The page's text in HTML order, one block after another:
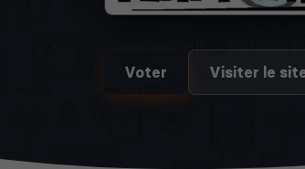
Voter Visiter le